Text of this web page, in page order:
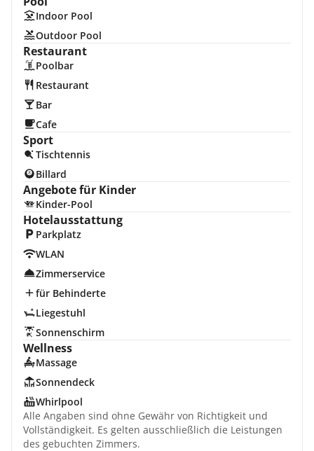
Indoor Pool
Outdoor Pool
Restaurant
Poolbar
Restaurant
Bar
Cafe
Sport
Tischtennis
Billard
Angebote für Kinder
Kinder-Pool
Hotelausstattung
Parkplatz
WLAN
Zimmerservice
für Behinderte
Liegestuhl
Sonnenschirm
Wellness
Massage
Sonnendeck
Whirlpool
Alle Angaben sind ohne Gewähr von Richtigkeit und
Vollständigkeit. Es gelten ausschließlich die Leistungen
des gebuchten Zimmers.